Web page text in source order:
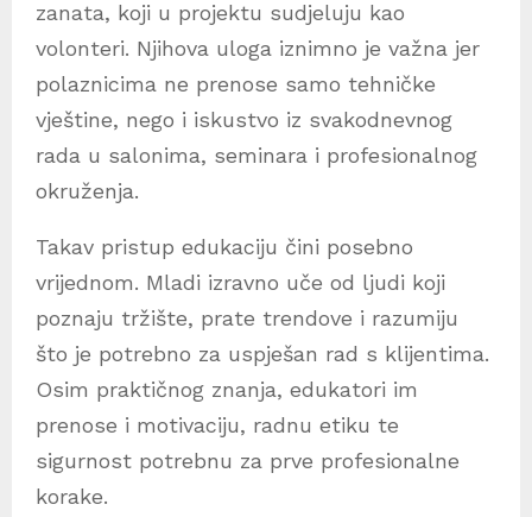
zanata, koji u projektu sudjeluju kao
volonteri. Njihova uloga iznimno je važna jer
polaznicima ne prenose samo tehničke
vještine, nego i iskustvo iz svakodnevnog
rada u salonima, seminara i profesionalnog
okruženja.
Takav pristup edukaciju čini posebno
vrijednom. Mladi izravno uče od ljudi koji
poznaju tržište, prate trendove i razumiju
što je potrebno za uspješan rad s klijentima.
Osim praktičnog znanja, edukatori im
prenose i motivaciju, radnu etiku te
sigurnost potrebnu za prve profesionalne
korake.